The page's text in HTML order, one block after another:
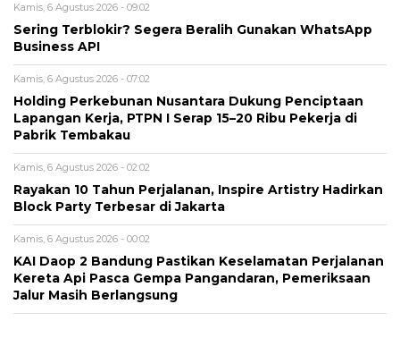
Kamis, 6 Agustus 2026 - 09:02
Sering Terblokir? Segera Beralih Gunakan WhatsApp
Business API
Kamis, 6 Agustus 2026 - 07:02
Holding Perkebunan Nusantara Dukung Penciptaan
Lapangan Kerja, PTPN I Serap 15–20 Ribu Pekerja di
Pabrik Tembakau
Kamis, 6 Agustus 2026 - 02:02
Rayakan 10 Tahun Perjalanan, Inspire Artistry Hadirkan
Block Party Terbesar di Jakarta
Kamis, 6 Agustus 2026 - 00:02
KAI Daop 2 Bandung Pastikan Keselamatan Perjalanan
Kereta Api Pasca Gempa Pangandaran, Pemeriksaan
Jalur Masih Berlangsung